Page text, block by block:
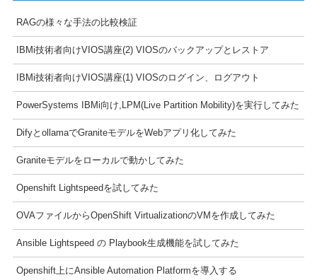
RAGの様々な手法の比較検証
IBMi技術者向けVIOS講座(2) VIOSのバックアップとレストア
IBMi技術者向けVIOS講座(1) VIOSのログイン、ログアウト
PowerSystems IBMi向け,LPM(Live Partition Mobility)を実行してみた
DifyとollamaでGraniteモデルをWebアプリ化してみた
Graniteモデルをローカルで動かしてみた
Openshift Lightspeedを試してみた
OVAファイルからOpenShift VirtualizationのVMを作成してみた
Ansible Lightspeed の Playbook生成機能を試してみた
Openshift上にAnsible Automation Platformを導入する